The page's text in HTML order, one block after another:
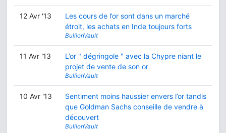
12 Avr '13
Les cours de l’or sont dans un marché
étroit, les achats en Inde toujours forts
BullionVault
11 Avr '13
L’or " dégringole " avec la Chypre niant le
projet de vente de son or
BullionVault
10 Avr '13
Sentiment moins haussier envers l’or tandis
que Goldman Sachs conseille de vendre à
découvert
BullionVault